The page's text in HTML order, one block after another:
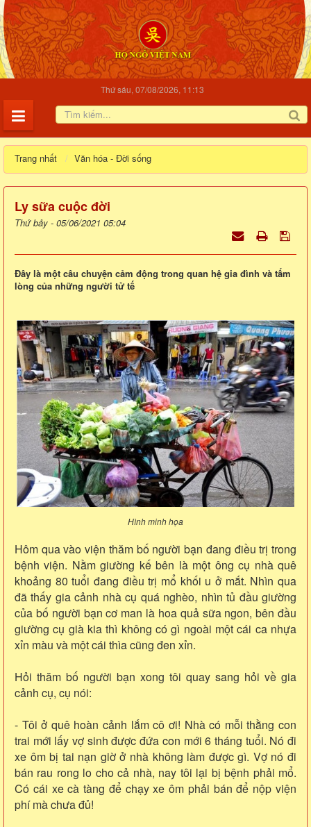
Thứ sáu, 07/08/2026, 11:13
Trang nhất Văn hóa - Đời sống
Ly sữa cuộc đời
Thứ bảy - 05/06/2021 05:04
Đây là một câu chuyện cảm động trong quan hệ gia đình và tấm
lòng của những người tử tế
Hình minh họa
Hôm qua vào viện thăm bố người bạn đang điều trị trong
bệnh viện. Nằm giường kế bên là một ông cụ nhà quê
khoảng 80 tuổi đang điều trị mổ khối u ở mắt. Nhìn qua
đã thấy gia cảnh nhà cụ quá nghèo, nhìn tủ đầu giường
của bố người bạn cơ man là hoa quả sữa ngon, bên đầu
giường cụ già kia thì không có gì ngoài một cái ca nhựa
xỉn màu và một cái thìa cũng đen xỉn.
Hỏi thăm bố người bạn xong tôi quay sang hỏi về gia
cảnh cụ, cụ nói:
- Tôi ở quê hoàn cảnh lắm cô ơi! Nhà có mỗi thằng con
trai mới lấy vợ sinh được đứa con mới 6 tháng tuổi. Nó đi
xe ôm bị tai nạn giờ ở nhà không làm được gì. Vợ nó đi
bán rau rong lo cho cả nhà, nay tôi lại bị bệnh phải mổ.
Có cái xe cà tàng để chạy xe ôm phải bán để nộp viện
phí mà chưa đủ!